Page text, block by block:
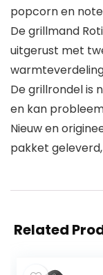
popcorn en
De grillmand
uitgerust met
De grillrondel is
en kan
Nieuw en
pakket
Related